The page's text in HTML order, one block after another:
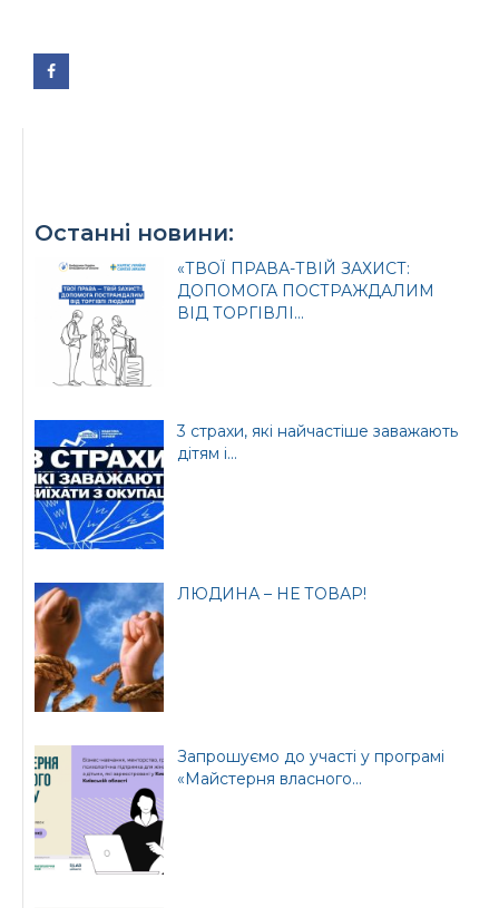
Останні новини:
«ТВОЇ ПРАВА-ТВІЙ ЗАХИСТ:
ДОПОМОГА ПОСТРАЖДАЛИМ
ВІД ТОРГІВЛІ...
3 страхи, які найчастіше заважають
дітям і...
ЛЮДИНА – НЕ ТОВАР!
Запрошуємо до участі у програмі
«Майстерня власного...